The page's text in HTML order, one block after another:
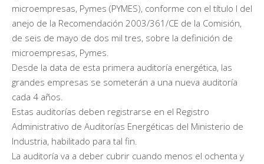
microempresas, Pymes (PYMES), conforme con el título I del
anejo de la Recomendación 2003/361/CE de la Comisión,
de seis de mayo de dos mil tres, sobre la definición de
microempresas, Pymes.
Desde la data de esta primera auditoría energética, las
grandes empresas se someterán a una nueva auditoría
cada 4 años.
Estas auditorías deben registrarse en el Registro
Administrativo de Auditorías Energéticas del Ministerio de
Industria, habilitado para tal fin.
La auditoría va a deber cubrir cuando menos el ochenta y